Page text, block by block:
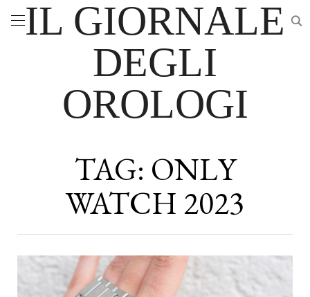
IL GIORNALE
DEGLI
OROLOGI
TAG: ONLY
WATCH 2023